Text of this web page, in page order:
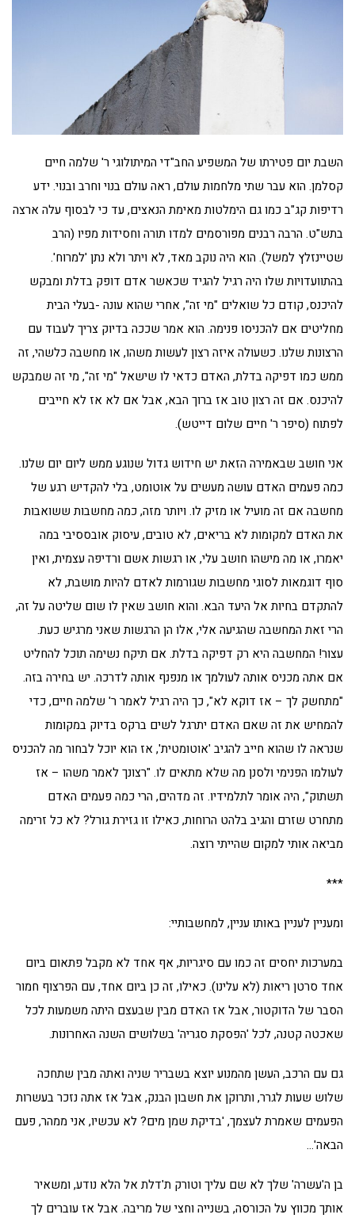
השבת יום פטירתו של המשפיע החב"די המיתולוגי ר' שלמה חיים
קסלמן. הוא עבר שתי מלחמות עולם, ראה עולם בנוי וחרב ובנוי. ידע
רדיפות קג"ב כמו גם הימלטות מאימת הנאצים, עד כי לבסוף עלה ארצה
בתש"ט. הרבה רבנים מפורסמים למדו תורה וחסידות מפיו (הרב
שטיינזלץ למשל). הוא היה נוקב מאד, לא ויתר ולא נתן 'למרוח'.
בהתוועדויות שלו היה רגיל להגיד שכאשר אדם דופק בדלת ומבקש
להיכנס, קודם כל שואלים "מי זה", אחרי שהוא עונה -בעלי הבית
מחליטים אם להכניסו פנימה. הוא אמר שככה בדיוק צריך לעבוד עם
הרצונות שלנו. כשעולה איזה רצון לעשות משהו, או מחשבה כלשהי, זה
ממש כמו דפיקה בדלת, האדם כדאי לו שישאל "מי זה", מי זה שמבקש
להיכנס. אם זה רצון טוב אז ברוך הבא, אבל אם לא אז לא חייבים
לפתוח (סיפר ר' חיים שלום דייטש).
אני חושב שבאמירה הזאת יש חידוש גדול שנוגע ממש ליום יום שלנו.
כמה פעמים האדם עושה מעשים על אוטומט, בלי להקדיש רגע של
מחשבה אם זה מועיל או מזיק לו. ויותר מזה, כמה מחשבות ששואבות
את האדם למקומות לא בריאים, לא טובים, עיסוק אובססיבי במה
יאמרו, או מה מישהו חושב עלי, או רגשות אשם ורדיפה עצמית, ואין
סוף דוגמאות לסוגי מחשבות שגורמות לאדם להיות מושבת, לא
להתקדם בחיות אל היעד הבא. והוא חושב שאין לו שום שליטה על זה,
הרי זאת המחשבה שהגיעה אלי, אלו הן הרגשות שאני מרגיש כעת.
עצור! המחשבה היא רק דפיקה בדלת. אם תיקח נשימה תוכל להחליט
אם אתה מכניס אותה לעולמך או מנפנף אותה לדרכה. יש בחירה בזה.
"מתחשק לך – אז דוקא לא", כך היה רגיל לאמר ר' שלמה חיים, כדי
להמחיש את זה שאם האדם יתרגל לשים ברקס בדיוק במקומות
שנראה לו שהוא חייב להגיב 'אוטומטית', אז הוא יוכל לבחור מה להכניס
לעולמו הפנימי ולסנן מה שלא מתאים לו. "רצונך לאמר משהו – אז
תשתוק", היה אומר לתלמידיו. זה מדהים, הרי כמה פעמים האדם
מתחרט שזרם והגיב בלהט הרוחות, כאילו זו גזירת גורל? לא כל זרימה
מביאה אותי למקום שהייתי רוצה.
***
ומעניין לעניין באותו עניין, למחשבותיי:
במערכות יחסים זה כמו עם סיגריות, אף אחד לא מקבל פתאום ביום
אחד סרטן ריאות (לא עלינו). כאילו, זה כן ביום אחד, עם הפרצוף חמור
הסבר של הדוקטור, אבל אז האדם מבין שבעצם היתה משמעות לכל
שאכטה קטנה, לכל 'הפסקת סגריה' בשלושים השנה האחרונות.
גם עם הרכב, העשן מהמנוע יוצא בשבריר שניה ואתה מבין שתחכה
שלוש שעות לגרר, ותרוקן את חשבון הבנק, אבל אז אתה נזכר בעשרות
הפעמים שאמרת לעצמך, 'בדיקת שמן מים? לא עכשיו, אני ממהר, פעם
הבאה'…
בן ה'עשרה' שלך לא שם עליך וטורק ת'דלת אל הלא נודע, ומשאיר
אותך מכווץ על הכורסה, בשנייה וחצי של מריבה. אבל אז עוברים לך